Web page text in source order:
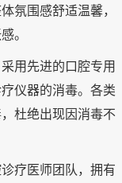
氛围感舒适温馨，
。
用先进的口腔专用
仪器的消毒。各类
杜绝出现因消毒不
疗医师团队，拥有